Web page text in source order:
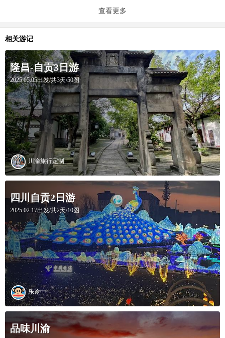
查看更多
相关游记
隆昌-自贡3日游
2025.05.05出发/共3天/50图
川渝旅行定制
四川自贡2日游
2025.02.17出发/共2天/10图
乐途中
品味川渝